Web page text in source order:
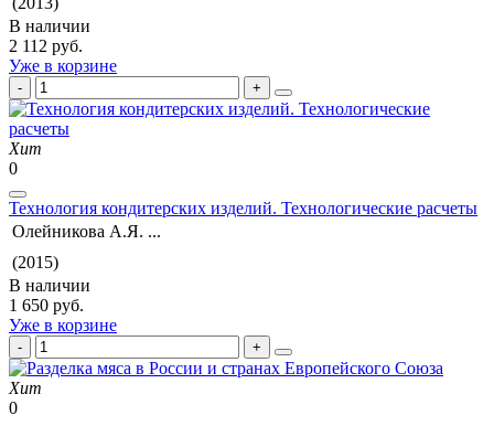
В наличии
2 112 руб.
Уже в корзине
Хит
0
Технология кондитерских изделий. Технологические расчеты
Олейникова А.Я. ...
(2015)
В наличии
1 650 руб.
Уже в корзине
Хит
0